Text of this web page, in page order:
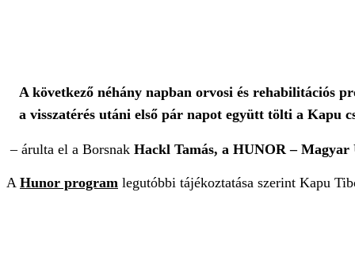
A következő néhány napban orvosi és rehabilitációs
a visszatérés utáni első pár napot együtt tölti a Kapu
– árulta el a Borsnak Hackl Tamás, a HUNOR –
A Hunor program legutóbbi tájékoztatása szerint Kapu